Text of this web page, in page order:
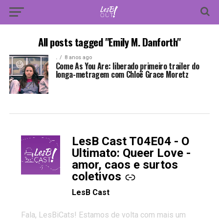
All posts tagged "Emily M. Danforth"
. 8 anos ago
Come As You Are: liberado primeiro trailer do
longa-metragem com Chloë Grace Moretz
LesB Cast T04E04 - O
Ultimato: Queer Love -
amor, caos e surtos
coletivos
-
LesB Cast
Fala, LesBiCats! Estamos de volta com mais um